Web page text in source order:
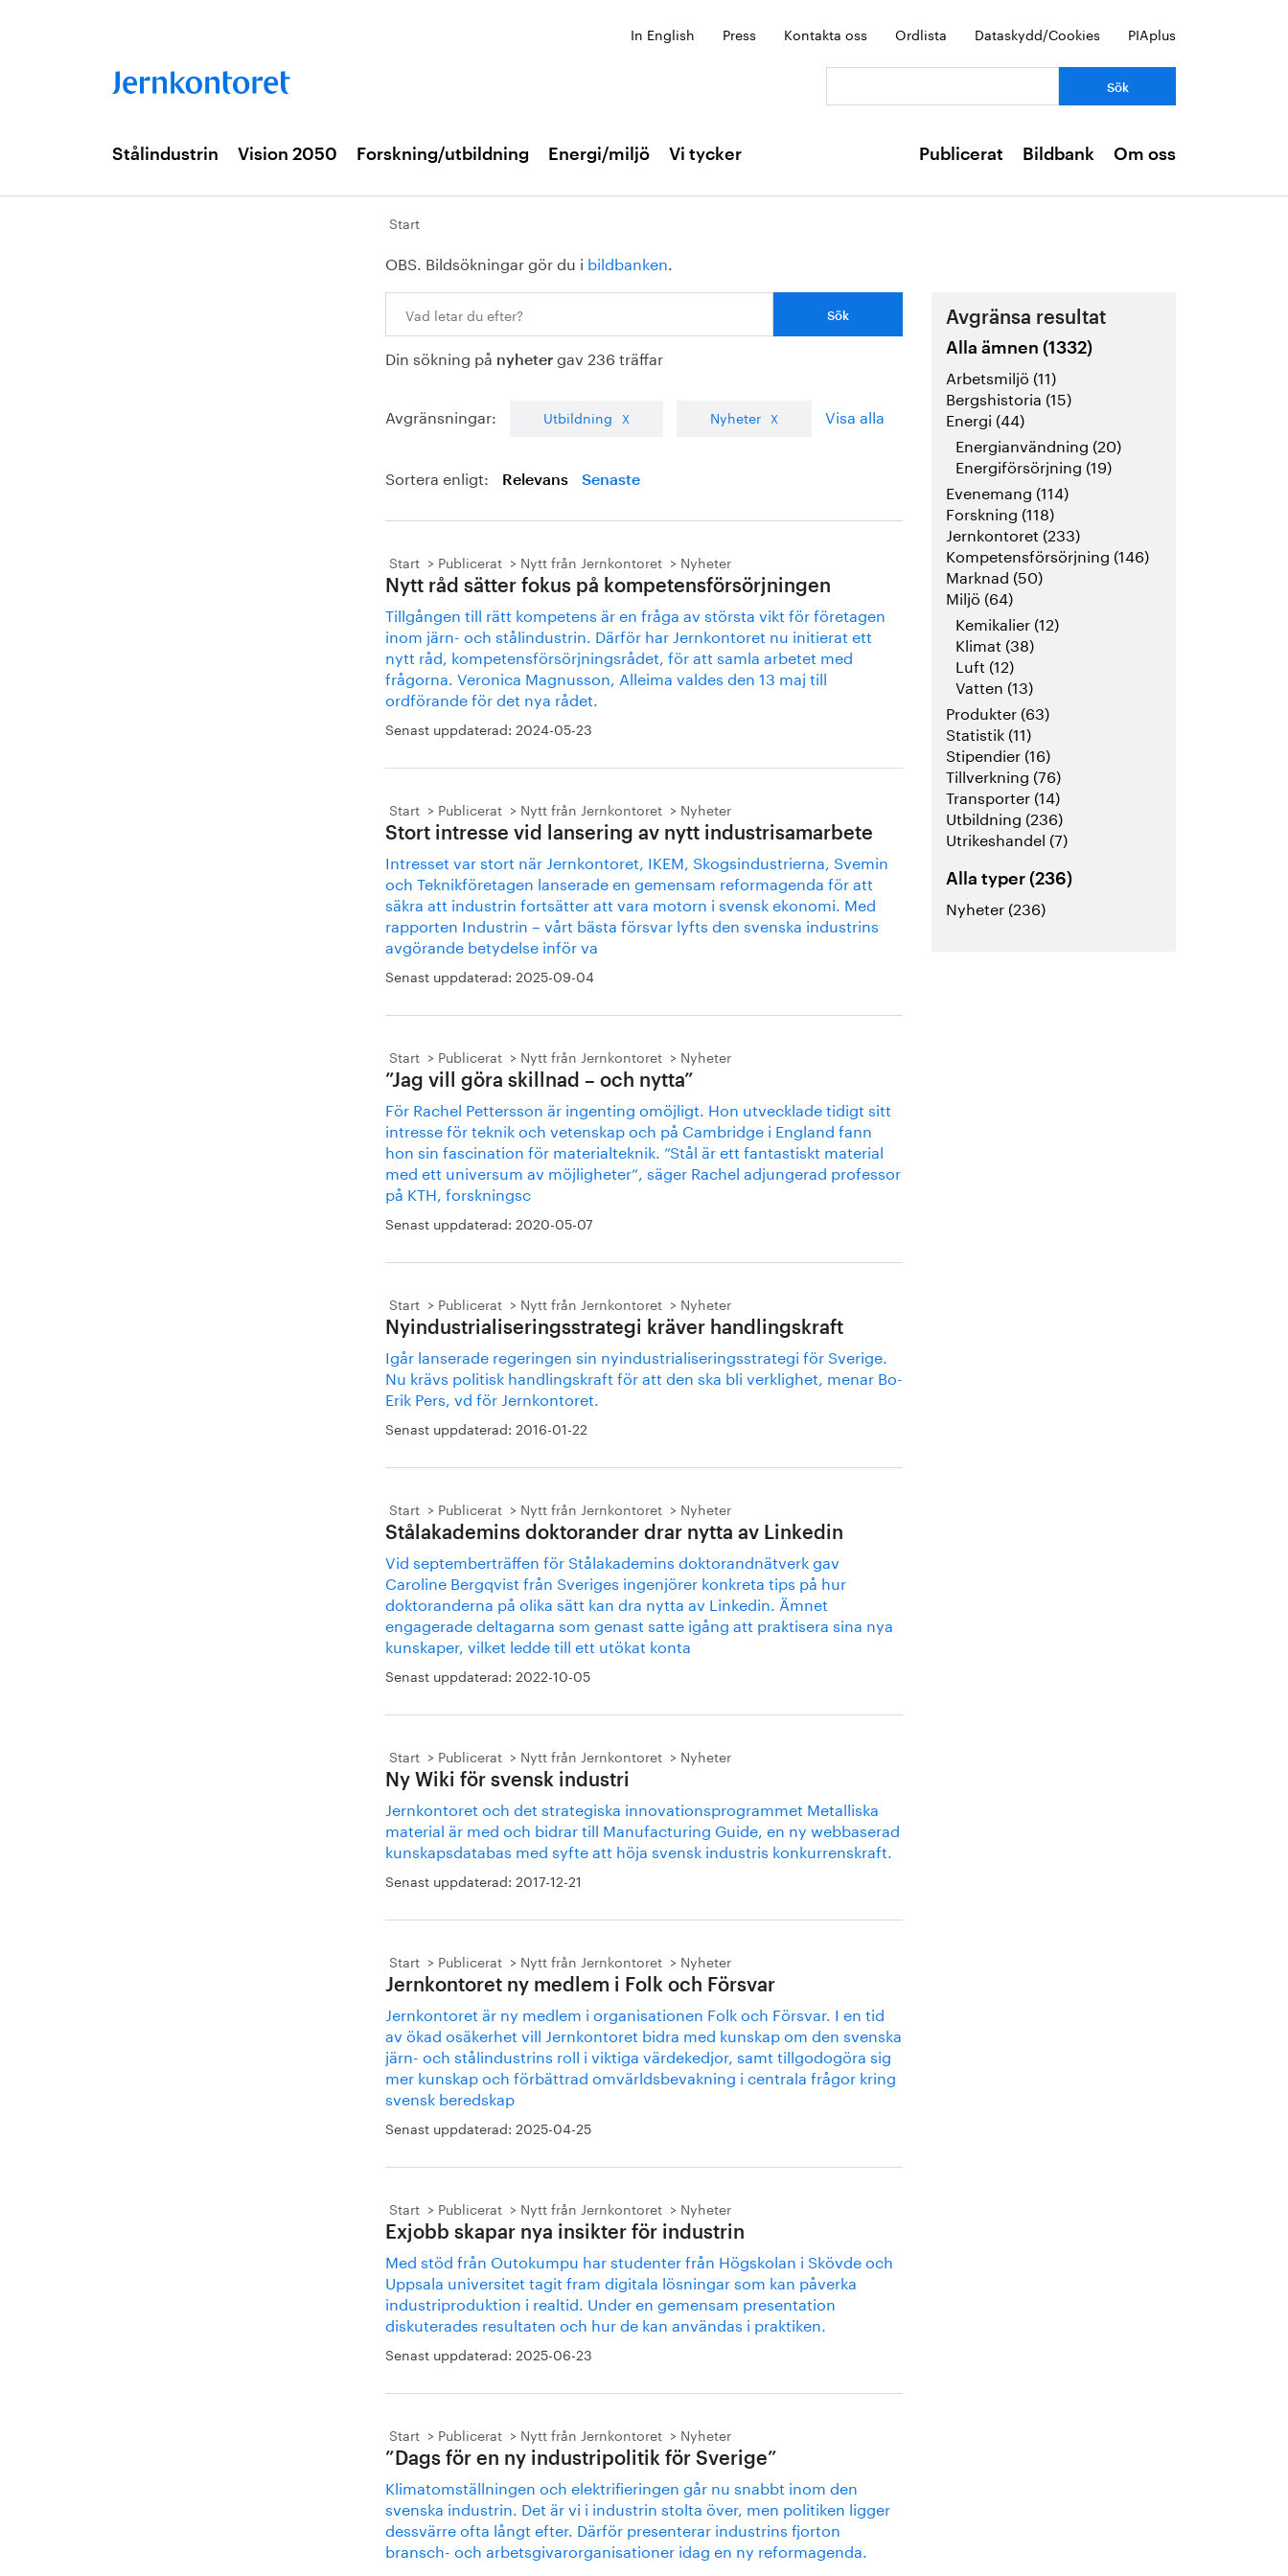
In English Press Kontakta oss Ordlista Dataskydd/Cookies PIAplus
Stålindustrin Vision 2050 Forskning/utbildning Energi/miljö Vi tycker Publicerat Bildbank Om oss
Start
OBS. Bildsökningar gör du i bildbanken.
Din sökning på nyheter gav 236 träffar
Avgränsningar: Utbildning Nyheter Visa alla
Sortera enligt: Relevans Senaste
Start Publicerat Nytt från Jernkontoret Nyheter
Nytt råd sätter fokus på kompetensförsörjningen
Tillgången till rätt kompetens är en fråga av största vikt för företagen
inom järn- och stålindustrin. Därför har Jernkontoret nu initierat ett
nytt råd, kompetensförsörjningsrådet, för att samla arbetet med
frågorna. Veronica Magnusson, Alleima valdes den 13 maj till
ordförande för det nya rådet.
Senast uppdaterad: 2024-05-23
Start Publicerat Nytt från Jernkontoret Nyheter
Stort intresse vid lansering av nytt industrisamarbete
Intresset var stort när Jernkontoret, IKEM, Skogsindustrierna, Svemin
och Teknikföretagen lanserade en gemensam reformagenda för att
säkra att industrin fortsätter att vara motorn i svensk ekonomi. Med
rapporten Industrin – vårt bästa försvar lyfts den svenska industrins
avgörande betydelse inför va
Senast uppdaterad: 2025-09-04
Start Publicerat Nytt från Jernkontoret Nyheter
”Jag vill göra skillnad – och nytta”
För Rachel Pettersson är ingenting omöjligt. Hon utvecklade tidigt sitt
intresse för teknik och vetenskap och på Cambridge i England fann
hon sin fascination för materialteknik. ”Stål är ett fantastiskt material
med ett universum av möjligheter”, säger Rachel adjungerad professor
på KTH, forskningsc
Senast uppdaterad: 2020-05-07
Start Publicerat Nytt från Jernkontoret Nyheter
Nyindustrialiseringsstrategi kräver handlingskraft
Igår lanserade regeringen sin nyindustrialiseringsstrategi för Sverige.
Nu krävs politisk handlingskraft för att den ska bli verklighet, menar Bo-
Erik Pers, vd för Jernkontoret.
Senast uppdaterad: 2016-01-22
Start Publicerat Nytt från Jernkontoret Nyheter
Stålakademins doktorander drar nytta av Linkedin
Vid septemberträffen för Stålakademins doktorandnätverk gav
Caroline Bergqvist från Sveriges ingenjörer konkreta tips på hur
doktoranderna på olika sätt kan dra nytta av Linkedin. Ämnet
engagerade deltagarna som genast satte igång att praktisera sina nya
kunskaper, vilket ledde till ett utökat konta
Senast uppdaterad: 2022-10-05
Start Publicerat Nytt från Jernkontoret Nyheter
Ny Wiki för svensk industri
Jernkontoret och det strategiska innovationsprogrammet Metalliska
material är med och bidrar till Manufacturing Guide, en ny webbaserad
kunskapsdatabas med syfte att höja svensk industris konkurrenskraft.
Senast uppdaterad: 2017-12-21
Start Publicerat Nytt från Jernkontoret Nyheter
Jernkontoret ny medlem i Folk och Försvar
Jernkontoret är ny medlem i organisationen Folk och Försvar. I en tid
av ökad osäkerhet vill Jernkontoret bidra med kunskap om den svenska
järn- och stålindustrins roll i viktiga värdekedjor, samt tillgodogöra sig
mer kunskap och förbättrad omvärldsbevakning i centrala frågor kring
svensk beredskap
Senast uppdaterad: 2025-04-25
Start Publicerat Nytt från Jernkontoret Nyheter
Exjobb skapar nya insikter för industrin
Med stöd från Outokumpu har studenter från Högskolan i Skövde och
Uppsala universitet tagit fram digitala lösningar som kan påverka
industriproduktion i realtid. Under en gemensam presentation
diskuterades resultaten och hur de kan användas i praktiken.
Senast uppdaterad: 2025-06-23
Start Publicerat Nytt från Jernkontoret Nyheter
”Dags för en ny industripolitik för Sverige”
Klimatomställningen och elektrifieringen går nu snabbt inom den
svenska industrin. Det är vi i industrin stolta över, men politiken ligger
dessvärre ofta långt efter. Därför presenterar industrins fjorton
bransch- och arbetsgivarorganisationer idag en ny reformagenda.
Avgränsa resultat
Alla ämnen (1332)
Arbetsmiljö (11)
Bergshistoria (15)
Energi (44)
Energianvändning (20)
Energiförsörjning (19)
Evenemang (114)
Forskning (118)
Jernkontoret (233)
Kompetensförsörjning (146)
Marknad (50)
Miljö (64)
Kemikalier (12)
Klimat (38)
Luft (12)
Vatten (13)
Produkter (63)
Statistik (11)
Stipendier (16)
Tillverkning (76)
Transporter (14)
Utbildning (236)
Utrikeshandel (7)
Alla typer (236)
Nyheter (236)